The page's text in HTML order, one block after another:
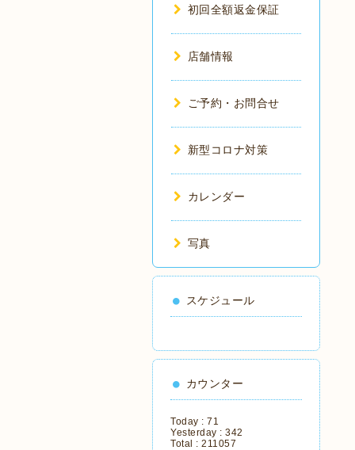
初回全額返金保証
店舗情報
ご予約・お問合せ
新型コロナ対策
カレンダー
写真
スケジュール
カウンター
Today : 71
Yesterday : 342
Total : 211057